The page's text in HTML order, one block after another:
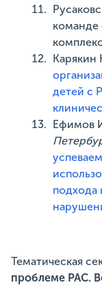
команде
Карякин
детей с
Ефимов
подхода
Тематическая
проблеме РАС.